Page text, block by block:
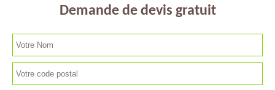
Demande de devis gratuit